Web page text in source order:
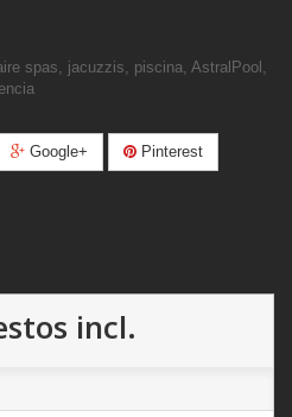
spas, jacuzzis, piscina, AstralPool,
Google+ Pinterest
incl.